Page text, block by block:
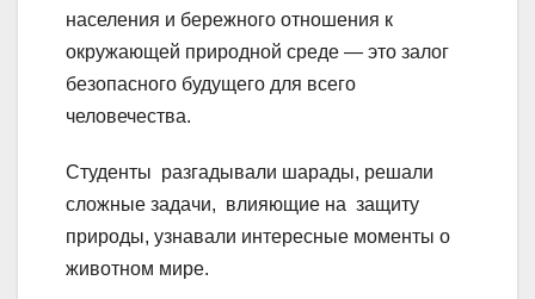
населения и бережного отношения к
окружающей природной среде — это залог
безопасного будущего для всего
человечества.
Студенты разгадывали шарады, решали
сложные задачи, влияющие на защиту
природы, узнавали интересные моменты о
животном мире.